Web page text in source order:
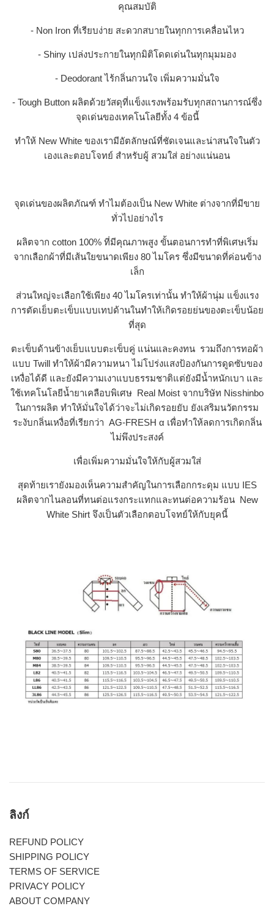
คุณสมบัติ
- Non Iron ที่เรียบง่าย สะดวกสบายในทุกการเคลื่อนไหว
- Shiny เปล่งประกายในทุกมิติโดดเด่นในทุกมุมมอง
- Deodorant ไร้กลิ่นกวนใจ เพิ่มความมั่นใจ
- Tough Button ผลิตด้วยวัสดุที่แข็งแรงพร้อมรับทุกสถานการณ์ซึ่ง
จุดเด่นของเทคโนโลยีทั้ง 4 ข้อนี้
ทำให้ New White ของเรามีอัตลักษณ์ที่ชัดเจนและน่าสนใจในตัว
เองและตอบโจทย์ สำหรับผู้ สวมใส่ อย่างแน่นอน
จุดเด่นของผลิตภัณฑ์ ทำไมต้องเป็น New White ต่างจากที่มีขาย
ทั่วไปอย่างไร
ผลิตจาก cotton 100% ที่มีคุณภาพสูง ขั้นตอนการทำที่พิเศษเริ่ม
จากเลือกผ้าที่มีเส้นใยขนาดเพียง 80 ไมโคร ซึ่งมีขนาดที่ค่อนข้าง
เล็ก
ส่วนใหญ่จะเลือกใช้เพียง 40 ไมโครเท่านั้น ทำให้ผ้านุ่ม แข็งแรง
การตัดเย็บตะเข็บแบบเทปด้านในทำให้เกิดรอยย่นของตะเข็บน้อย
ที่สุด
ตะเข็บด้านข้างเย็บแบบตะเข็บคู่ แน่นและคงทน รวมถึงการทอผ้า
แบบ Twill ทำให้ผ้ามีความหนา ไม่โปร่งแสงป้องกันการดูดซับของ
เหงื่อได้ดี และยังมีความเงาแบบธรรมชาติแต่ยังมีน้ำหนักเบา และ
ใช้เทคโนโลยีน้ำยาเคลือบพิเศษ Real Moist จากบริษัท Nisshinbo
ในการผลิต ทำให้มั่นใจได้ว่าจะไม่เกิดรอยยับ ยังเสริมนวัตกรรม
ระงับกลิ่นเหงื่อที่เรียกว่า AG-FRESH α เพื่อทำให้ลดการเกิดกลิ่น
ไม่พึงประสงค์
เพื่อเพิ่มความมั่นใจให้กับผู้สวมใส่
สุดท้ายเรายังมองเห็นความสำคัญในการเลือกกระดุม แบบ IES
ผลิตจากไนลอนที่ทนต่อแรงกระแทกและทนต่อความร้อน New
White Shirt จึงเป็นตัวเลือกตอบโจทย์ให้กับยุคนี้
ลิงก์
REFUND POLICY
SHIPPING POLICY
TERMS OF SERVICE
PRIVACY POLICY
ABOUT COMPANY